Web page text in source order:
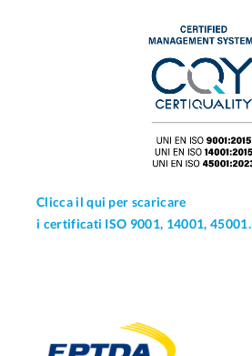
Clicca il qui per scaricare
i certificati ISO 9001, 14001, 45001.